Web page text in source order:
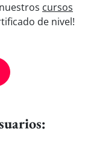
cursos
de nivel!